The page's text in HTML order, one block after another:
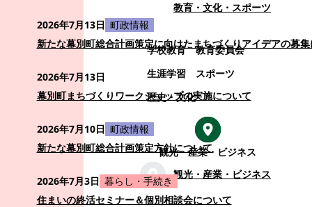
教育・文化・スポーツ
学校教育
教育委員会
生涯学習
スポーツ
歴史・文化
観光・産業・ビジネス
観光・産業・ビジネス
2026年7月13日 町政情報
新たな幕別町総合計画策定に向けたまちづくりアイデアの募
2026年7月13日
幕別町まちづくりワークショップの実施について
2026年7月10日 町政情報
新たな幕別町総合計画策定方針について
2026年7月3日 暮らし・手続き
住まいの終活セミナー＆個別相談会について